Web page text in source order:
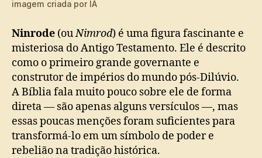
imagem criada por IA
Ninrode (ouNimrod) é uma figura fascinante e
misteriosa do Antigo Testamento. Ele é descrito
como o primeiro grande governante e
construtor de impérios do mundo pós-Dilúvio.
A Bíblia fala muito pouco sobre ele de forma
direta — são apenas alguns versículos —, mas
essas poucas menções foram suficientes para
transformá-lo em um símbolo de poder e
rebelião na tradição histórica.